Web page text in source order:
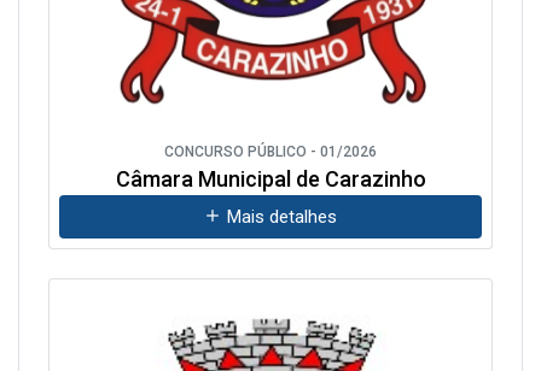
CONCURSO PÚBLICO - 01/2026
Câmara Municipal de Carazinho
Mais detalhes